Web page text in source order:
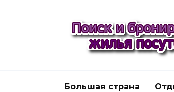
Большая страна